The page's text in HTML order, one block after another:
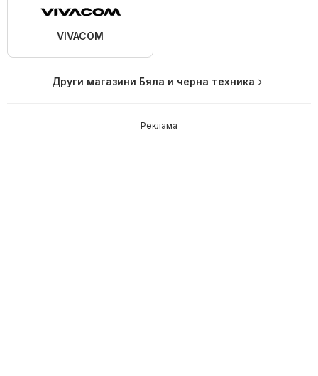
VIVACOM
Други магазини Бяла и черна техника
Реклама